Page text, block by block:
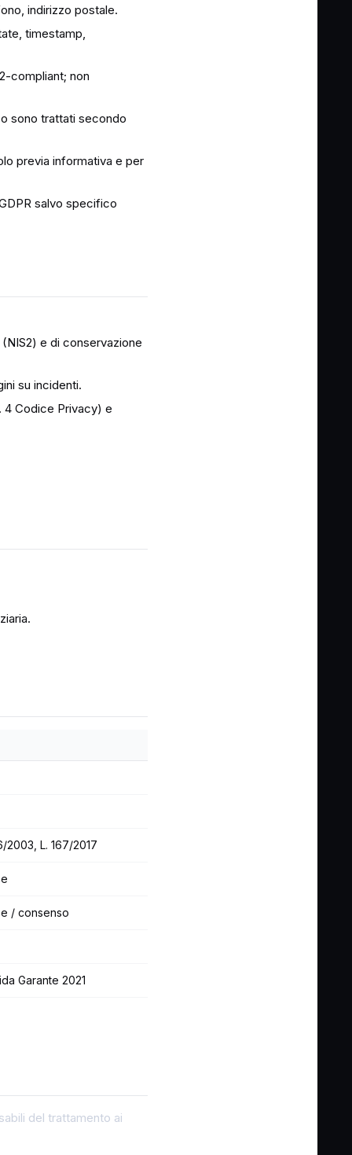
indirizzo postale.
timestamp,
compliant; non
sono trattati secondo
previa informativa e per
salvo specifico
e di conservazione
su incidenti.
4 Codice Privacy) e
2003, L. 167/2017
/ consenso
Garante 2021
del trattamento ai